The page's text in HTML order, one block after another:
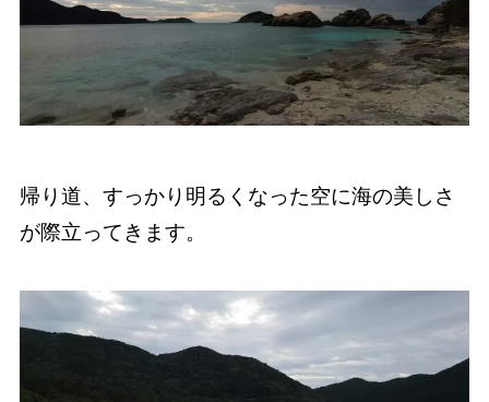
帰り道、すっかり明るくなった空に海の美しさ
が際立ってきます。